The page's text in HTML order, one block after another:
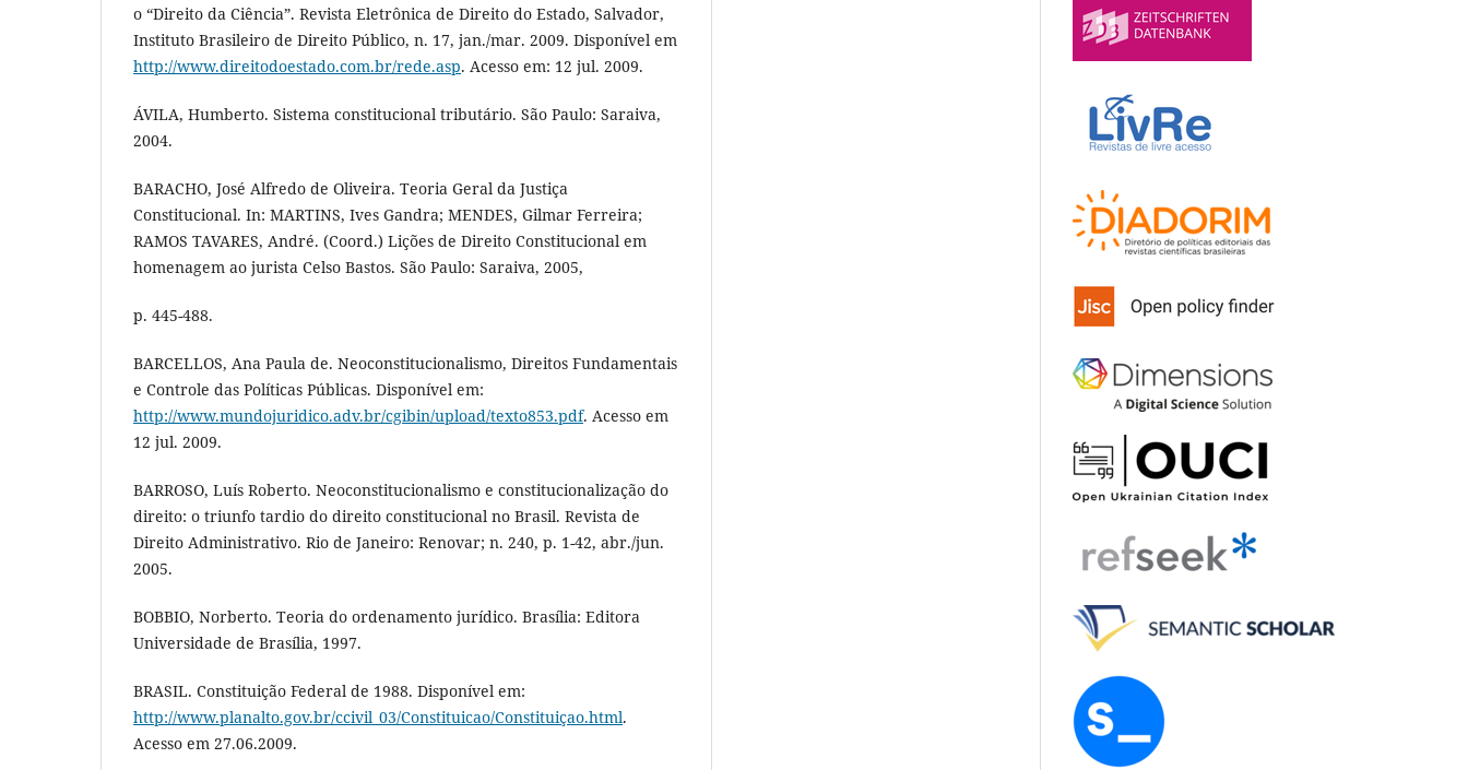
o “Direito da Ciência”. Revista Eletrônica de Direito do Estado, Salvador,
Instituto Brasileiro de Direito Público, n. 17, jan./mar. 2009. Disponível em
http://www.direitodoestado.com.br/rede.asp. Acesso em: 12 jul. 2009.
ÁVILA, Humberto. Sistema constitucional tributário. São Paulo: Saraiva,
2004.
BARACHO, José Alfredo de Oliveira. Teoria Geral da Justiça
Constitucional. In: MARTINS, Ives Gandra; MENDES, Gilmar Ferreira;
RAMOS TAVARES, André. (Coord.) Lições de Direito Constitucional em
homenagem ao jurista Celso Bastos. São Paulo: Saraiva, 2005,
p. 445-488.
BARCELLOS, Ana Paula de. Neoconstitucionalismo, Direitos Fundamentais
e Controle das Políticas Públicas. Disponível em:
http://www.mundojuridico.adv.br/cgibin/upload/texto853.pdf. Acesso em
12 jul. 2009.
BARROSO, Luís Roberto. Neoconstitucionalismo e constitucionalização do
direito: o triunfo tardio do direito constitucional no Brasil. Revista de
Direito Administrativo. Rio de Janeiro: Renovar; n. 240, p. 1-42, abr./jun.
2005.
BOBBIO, Norberto. Teoria do ordenamento jurídico. Brasília: Editora
Universidade de Brasília, 1997.
BRASIL. Constituição Federal de 1988. Disponível em:
http://www.planalto.gov.br/ccivil_03/Constituicao/Constituiçao.html.
Acesso em 27.06.2009.